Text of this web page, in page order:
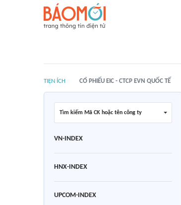
TIỆN ÍCH CỔ PHIẾU EIC - CTCP EVN QUỐC TẾ
Tìm kiếm Mã CK hoặc tên công ty
VN-INDEX
HNX-INDEX
UPCOM-INDEX